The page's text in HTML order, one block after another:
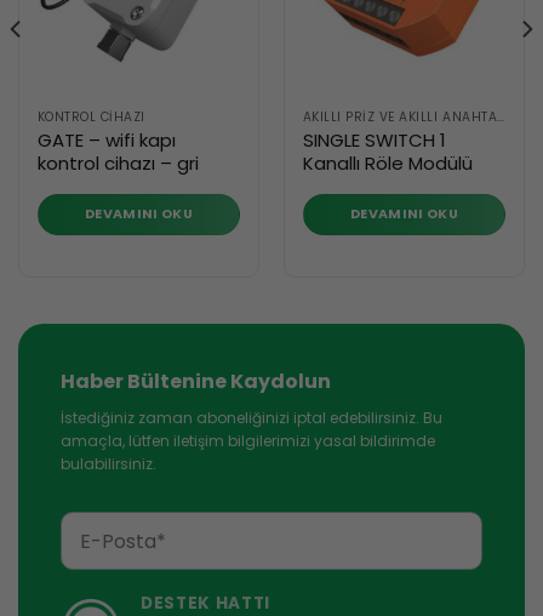
KONTROL CIHAZI
GATE – wifi kapı
kontrol cihazı – gri
DEVAMINI OKU
AKILLI PRIZ VE AKILLI ANAHTAR
SINGLE SWITCH 1
Kanallı Röle Modülü
DEVAMINI OKU
Haber Bültenine Kaydolun
İstediğiniz zaman aboneliğinizi iptal edebilirsiniz. Bu
amaçla, lütfen iletişim bilgilerimizi yasal bildirimde
bulabilirsiniz.
DESTEK HATTI